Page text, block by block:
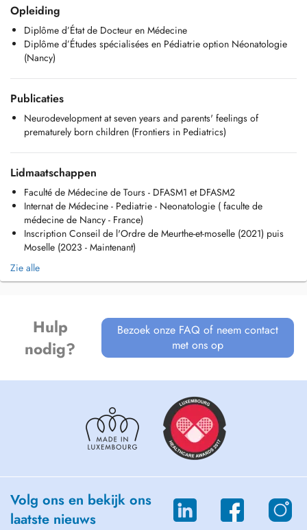
problématiques liées à la prise en charge de la prématurité et des
nouveaux-nés.
Opleiding
Diplôme d’État de Docteur en Médecine
Diplôme d’Études spécialisées en Pédiatrie option Néonatologie
(Nancy)
Publicaties
Neurodevelopment at seven years and parents' feelings of
prematurely born children (Frontiers in Pediatrics)
Lidmaatschappen
Faculté de Médecine de Tours - DFASM1 et DFASM2
Internat de Médecine - Pediatrie - Neonatologie ( faculte de
médecine de Nancy - France)
Inscription Conseil de l'Ordre de Meurthe-et-moselle (2021) puis
Moselle (2023 - Maintenant)
Zie alle
Hulp
nodig?
Bezoek onze FAQ of neem contact
met ons op
Volg ons en bekijk ons
laatste nieuws